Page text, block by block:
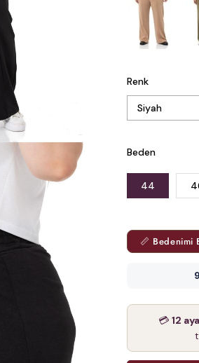
Renk
Beden
44
📏 Bedenimi
💳12